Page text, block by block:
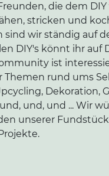
die dem DIY
stricken und
sind wir ständig auf
DIY's könnt ihr auf
ist
Themen rund ums
Dekoration,
und, und ... Wir
unserer